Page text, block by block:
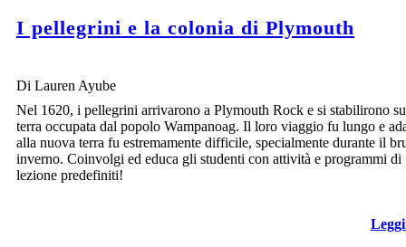
I pellegrini e la colonia di Plymouth
Di Lauren Ayube
Nel 1620, i pellegrini arrivarono a Plymouth Rock e si stabilirono
terra occupata dal popolo Wampanoag. Il loro viaggio fu lungo e
alla nuova terra fu estremamente difficile, specialmente durante il
inverno. Coinvolgi ed educa gli studenti con attività e programmi di
lezione predefiniti!